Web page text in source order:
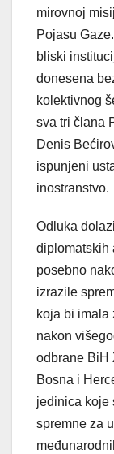
mirovnoj
Pojasu
bliski
donesena
kolektivnog
sva tri člana
Denis
ispunjeni
inostranstvo.
Odluka
diplomatskih
posebno
izrazile
koja bi imala
nakon
odbrane BiH
Bosna i
jedinica koje
spremne za